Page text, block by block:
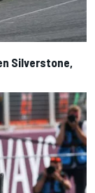
Silverstone,